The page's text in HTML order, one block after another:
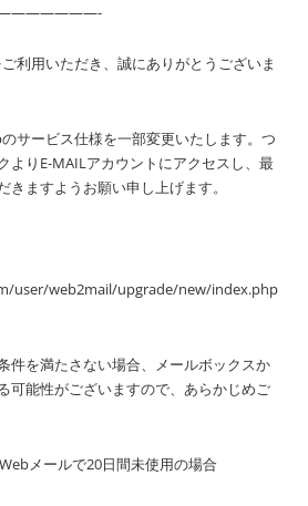
利用いただき、誠にありがとうございま
サービス仕様を一部変更いたします。つ
よりE-MAILアカウントにアクセスし、最
きますようお願い申し上げます。
user/web2mail/upgrade/new/index.php
件を満たさない場合、メールボックスか
可能性がございますので、あらかじめご
メールで20日間未使用の場合